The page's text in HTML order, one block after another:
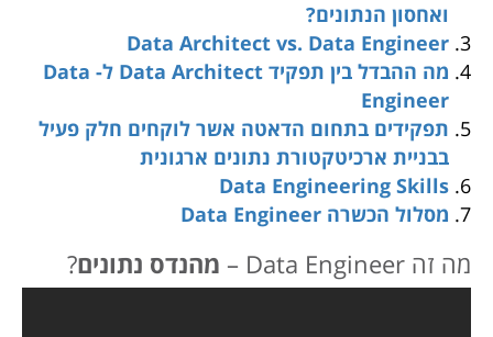
ואחסון הנתונים?
Data Architect vs. Data Engineer
מה ההבדל בין תפקיד Data Architect ל- Data
Engineer
תפקידים בתחום הדאטה אשר לוקחים חלק פעיל
בבניית ארכיטקטורת נתונים ארגונית
Data Engineering Skills
מסלול הכשרה Data Engineer
מה זה Data Engineer – מהנדס נתונים?